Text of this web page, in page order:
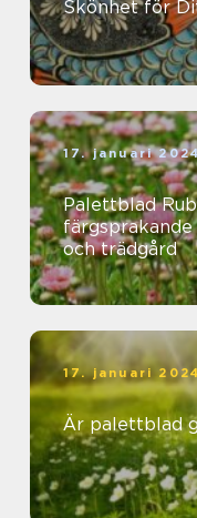
Skönhet för
17. januari
Palettblad
och trädgård
17. januari
Är palettblad